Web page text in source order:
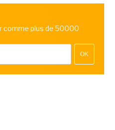
comme plus de 50000
OK